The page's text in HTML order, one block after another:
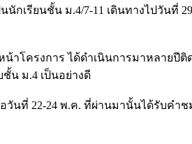
นักเรียนชั้น ม.4/7-11 เดินทางไปวันที่
าโครงการ ได้ดำเนินการมาหลายปี
น ม.4 เป็นอย่างดี
นที่ 22-24 พ.ค. ที่ผ่านมานั้นได้รับคำ